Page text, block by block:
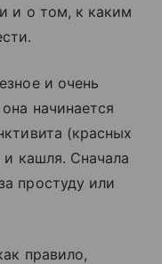
и о том, к каким
и очень
начинается
(красных
и кашля. Сначала
простуду или
правило,